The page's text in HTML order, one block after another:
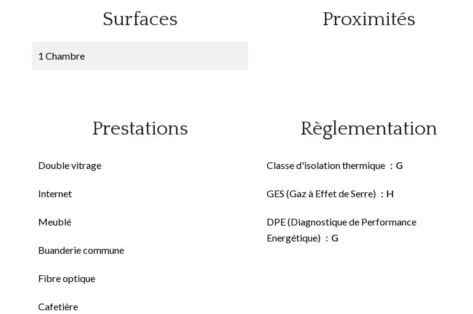
Surfaces
1 Chambre
Proximités
Prestations
Double vitrage
Internet
Meublé
Buanderie commune
Fibre optique
Cafetière
Règlementation
Classe d'isolation thermique G
GES (Gaz à Effet de Serre) H
DPE (Diagnostique de Performance
Energétique)
G